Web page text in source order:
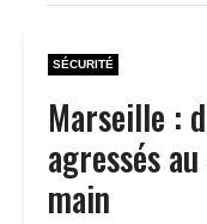
SÉCURITÉ
Marseille :
agressés
main